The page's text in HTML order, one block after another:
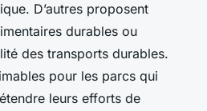
D’autres proposent
durables ou
des transports durables.
pour les parcs qui
leurs efforts de